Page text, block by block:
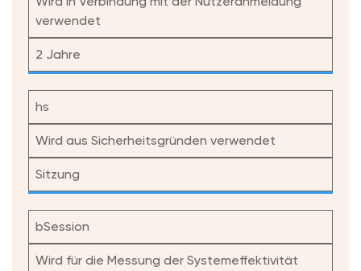
verwendet
2 Jahre
hs
Wird aus Sicherheitsgründen verwendet
Sitzung
bSession
Wird für die Messung der Systemeffektivität